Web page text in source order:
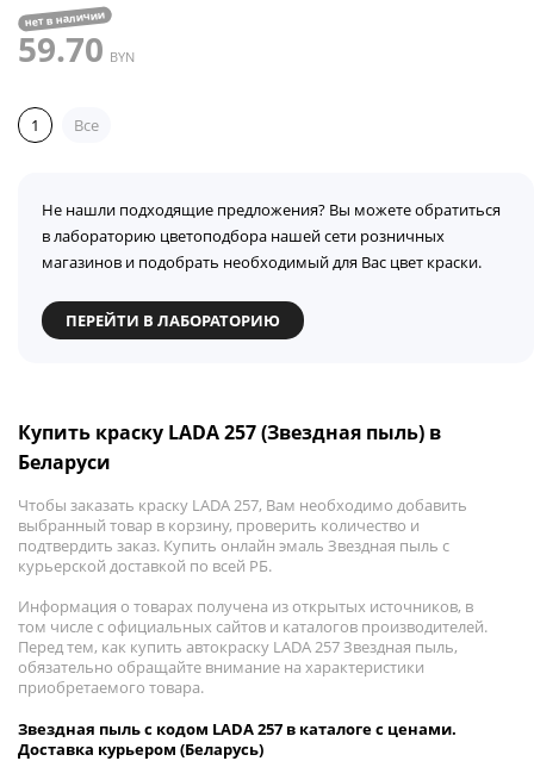
нет в наличии
59.70 BYN
1 Все
Не нашли подходящие предложения? Вы можете обратиться
в лабораторию цветоподбора нашей сети розничных
магазинов и подобрать необходимый для Вас цвет краски.
ПЕРЕЙТИ В ЛАБОРАТОРИЮ
Купить краску LADA 257 (Звездная пыль) в
Беларуси
Чтобы заказать краску LADA 257, Вам необходимо добавить
выбранный товар в корзину, проверить количество и
подтвердить заказ. Купить онлайн эмаль Звездная пыль с
курьерской доставкой по всей РБ.
Информация о товарах получена из открытых источников, в
том числе с официальных сайтов и каталогов производителей.
Перед тем, как купить автокраску LADA 257 Звездная пыль,
обязательно обращайте внимание на характеристики
приобретаемого товара.
Звездная пыль с кодом LADA 257 в каталоге с ценами.
Доставка курьером (Беларусь)